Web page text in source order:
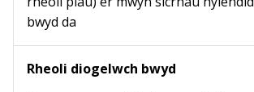
bwyd da
Rheoli diogelwch bwyd